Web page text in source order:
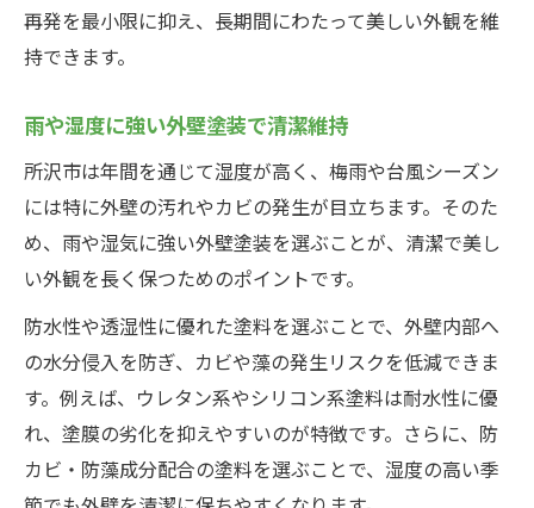
外壁塗装で快適な住環境を守るコツ
長持ちを目指すなら塗装前下地が鍵
下地洗浄で外壁塗装の持ちを高める方法
補修作業で外壁塗装の効果を最大化
外壁塗装の下地選びで耐久性アップ
適切な下地処理が外壁塗装を支える理由
外壁塗装で黒ずみやカビを防止する秘訣
防カビ塗料で外壁塗装の効果を高める方法
外壁塗装で汚れに強い家を実現する工夫
外壁塗装の塗り分けで美観と清潔を両立
再発を最小限に抑え、長期間にわたって美しい外観を維
持できます。
雨や湿度に強い外壁塗装で清潔維持
所沢市は年間を通じて湿度が高く、梅雨や台風シーズン
には特に外壁の汚れやカビの発生が目立ちます。そのた
め、雨や湿気に強い外壁塗装を選ぶことが、清潔で美し
い外観を長く保つためのポイントです。
防水性や透湿性に優れた塗料を選ぶことで、外壁内部へ
の水分侵入を防ぎ、カビや藻の発生リスクを低減できま
す。例えば、ウレタン系やシリコン系塗料は耐水性に優
れ、塗膜の劣化を抑えやすいのが特徴です。さらに、防
カビ・防藻成分配合の塗料を選ぶことで、湿度の高い季